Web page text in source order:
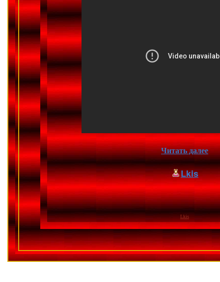
Читать далее
Lkis
Lkis